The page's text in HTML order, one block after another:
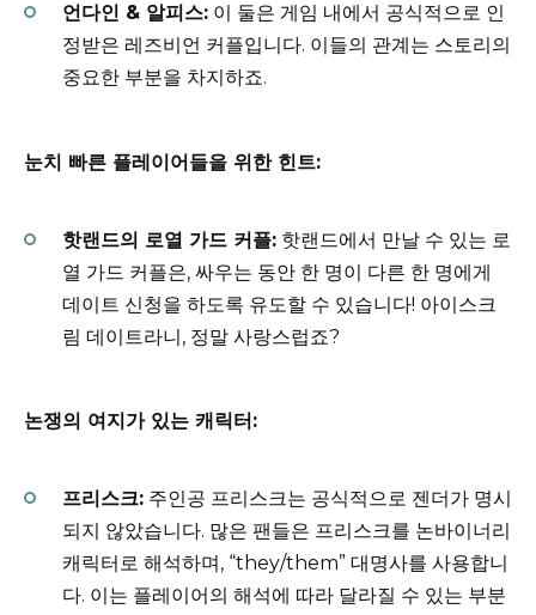
언다인 & 알피스: 이 둘은 게임 내에서 공식적으로 인
정받은 레즈비언 커플입니다. 이들의 관계는 스토리의
중요한 부분을 차지하죠.
눈치 빠른 플레이어들을 위한 힌트:
핫랜드의 로열 가드 커플: 핫랜드에서 만날 수 있는 로
열 가드 커플은, 싸우는 동안 한 명이 다른 한 명에게
데이트 신청을 하도록 유도할 수 있습니다! 아이스크
림 데이트라니, 정말 사랑스럽죠?
논쟁의 여지가 있는 캐릭터:
프리스크: 주인공 프리스크는 공식적으로 젠더가 명시
되지 않았습니다. 많은 팬들은 프리스크를 논바이너리
캐릭터로 해석하며, “they/them” 대명사를 사용합니
다. 이는 플레이어의 해석에 따라 달라질 수 있는 부분